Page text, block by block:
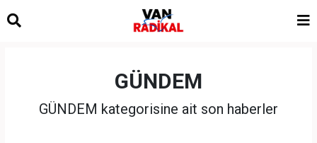
GÜNDEM
GÜNDEM kategorisine ait son haberler